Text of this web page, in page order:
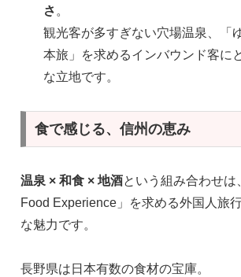
さ 。
観光客が多すぎない穴場温泉、「
本旅」を求めるインバウンド客に
な立地です。
食で感じる、信州の恵み
温泉 × 和食 × 地酒という組み合わせ
Food Experience」を求める外国人旅
な魅力です。
長野県は日本有数の食材の宝庫。